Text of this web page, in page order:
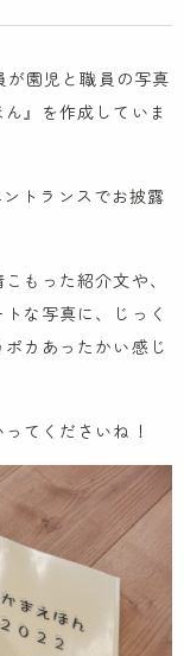
が園児と職員の写真
』を作成していま
トランスでお披露
もった紹介文や、
な写真に、じっく
カあったかい感じ
てくださいね！